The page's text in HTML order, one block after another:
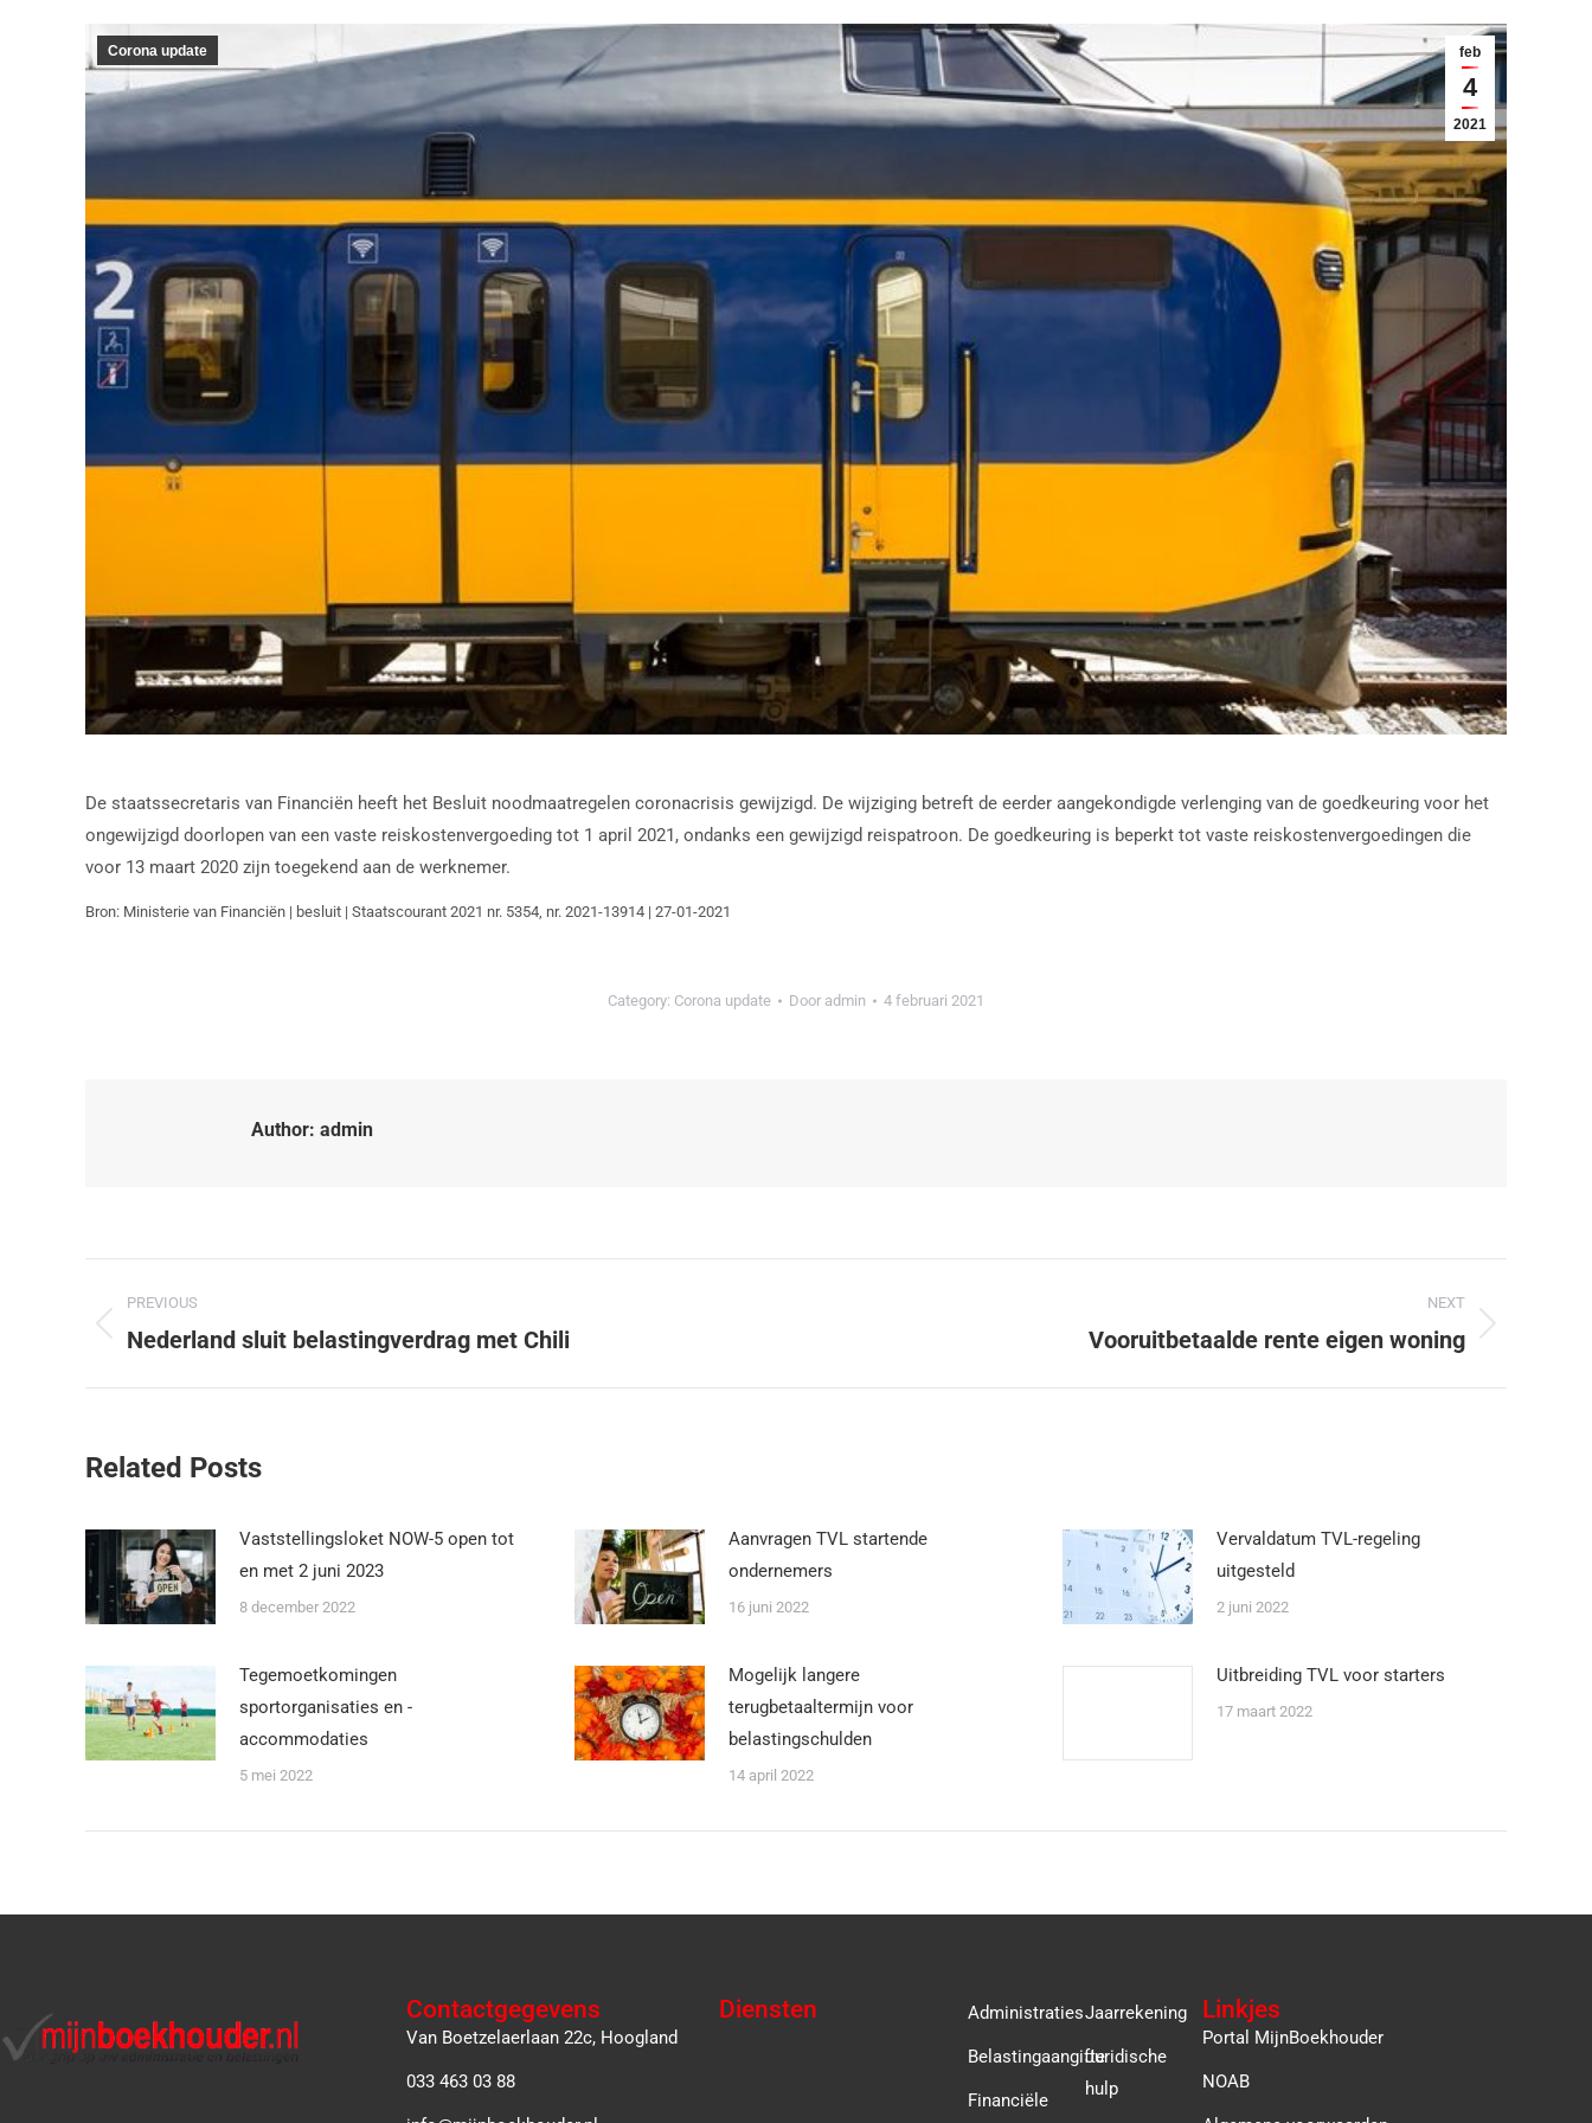
feb
4
2021
Corona update
De staatssecretaris van Financiën heeft het Besluit noodmaatregelen coronacrisis gewijzigd. De wijziging betreft de eerder aangekondigde verlenging van de goedkeuring voor het
ongewijzigd doorlopen van een vaste reiskostenvergoeding tot 1 april 2021, ondanks een gewijzigd reispatroon. De goedkeuring is beperkt tot vaste reiskostenvergoedingen die
voor 13 maart 2020 zijn toegekend aan de werknemer.
Bron: Ministerie van Financiën | besluit | Staatscourant 2021 nr. 5354, nr. 2021-13914 | 27-01-2021
Category: Corona update Door admin 4 februari 2021
Author: admin
PREVIOUS
Nederland sluit belastingverdrag met Chili
NEXT
Vooruitbetaalde rente eigen woning
Related Posts
Vaststellingsloket NOW-5 open tot
en met 2 juni 2023
8 december 2022
Aanvragen TVL startende
ondernemers
16 juni 2022
Vervaldatum TVL-regeling
uitgesteld
2 juni 2022
Tegemoetkomingen
sportorganisaties en -
accommodaties
5 mei 2022
Mogelijk langere
terugbetaaltermijn voor
belastingschulden
14 april 2022
Uitbreiding TVL voor starters
17 maart 2022
Contactgegevens
Van Boetzelaerlaan 22c, Hoogland
033 463 03 88
Diensten Administraties
Belastingaangifte
Financiële
Jaarrekening
Juridische
hulp
Linkjes
Portal MijnBoekhouder
NOAB